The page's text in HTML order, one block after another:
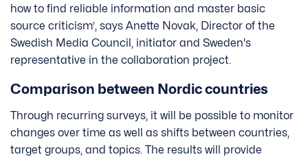
how to find reliable information and master basic
source criticism’, says Anette Novak, Director of the
Swedish Media Council, initiator and Sweden's
representative in the collaboration project.
Comparison between Nordic countries
Through recurring surveys, it will be possible to monitor
changes over time as well as shifts between countries,
target groups, and topics. The results will provide